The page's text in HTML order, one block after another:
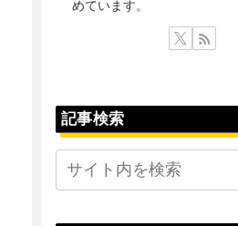
めています。
記事検索